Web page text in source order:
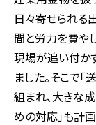
日々寄せられる
間と労力を費や
現場が追い付か
ました。そこで
組まれ、大きな
めの対応」も計画